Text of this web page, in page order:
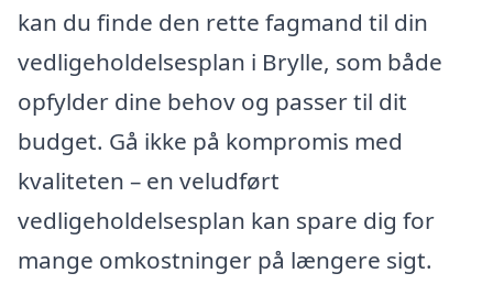
kan du finde den rette fagmand til din
vedligeholdelsesplan i Brylle, som både
opfylder dine behov og passer til dit
budget. Gå ikke på kompromis med
kvaliteten – en veludført
vedligeholdelsesplan kan spare dig for
mange omkostninger på længere sigt.